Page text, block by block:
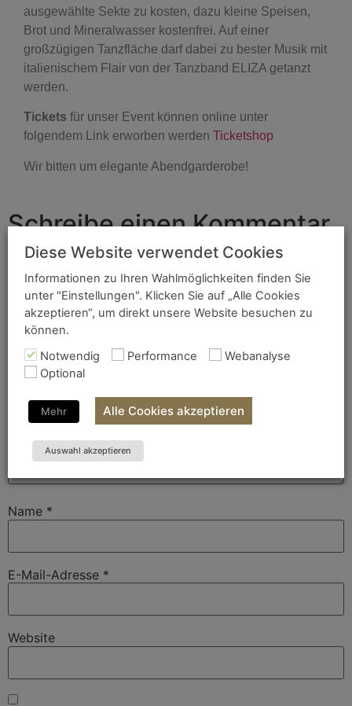
ausgewählte Sekte zu kosten, dazu kleine Speisen,
Brot und Mineralwasser kostenfrei. Auf einer
großzügigen Tanzfläche darf dabei zu bester Musik mit
italienischem Flair von der Tanzband ELIZA getanzt
werden.
Tickets für unser Event können online unter
folgendem Link erworben werden Ticketshop
Wir bitten um elegante Abendgarderobe!
Schreibe einen Kommentar
Deine E-Mail-Adresse wird nicht veröffentlicht.
Erforderliche Felder sind mit*markiert
Kommentar*
Name *
E-Mail-Adresse *
Website
Diese Website verwendet Cookies
Informationen zu Ihren Wahlmöglichkeiten finden Sie
unter "Einstellungen". Klicken Sie auf „Alle Cookies
akzeptieren“, um direkt unsere Website besuchen zu
können.
Notwendig
Performance
Webanalyse
Optional
Mehr Alle Cookies akzeptieren
Auswahl akzeptieren